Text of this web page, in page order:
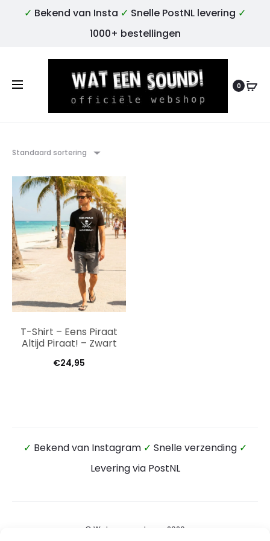
✓ Bekend van Insta ✓ Snelle PostNL levering ✓
1000+ bestellingen
0
Standaard sortering
T-Shirt – Eens Piraat
Altijd Piraat! – Zwart
€24,95
✓ Bekend van Instagram ✓ Snelle verzending ✓
Levering via PostNL
© Wateensound.com 2026